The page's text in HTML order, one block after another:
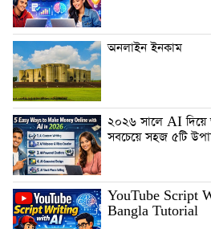
অনলাইন ইনকাম
২০২৬ সালে AI দিয়ে
সবচেয়ে সহজ ৫টি
YouTube Script
Bangla Tutorial